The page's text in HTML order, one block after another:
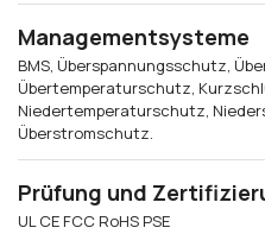
Managementsysteme
BMS, Überspannungsschutz,
Übertemperaturschutz,
Niedertemperaturschutz,
Überstromschutz.
Prüfung und
UL CE FCC RoHS PSE